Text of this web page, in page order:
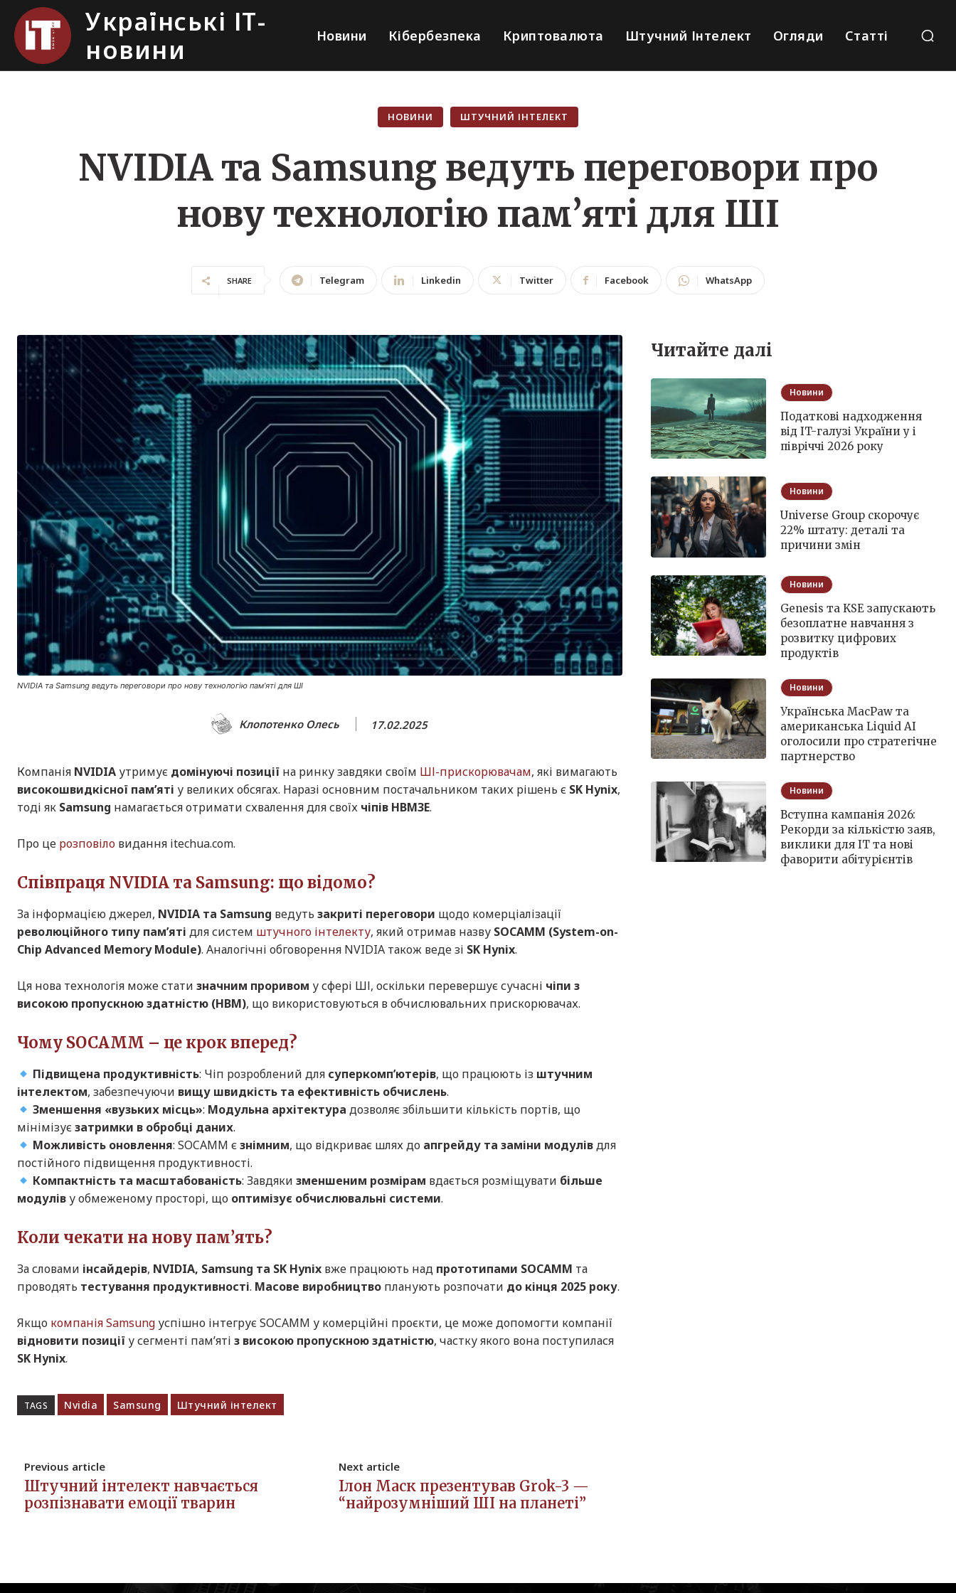
Українські ІТ-
новини
Новини Кібербезпека Криптовалюта Штучний Інтелект Огляди Статті
НОВИНИ ШТУЧНИЙ ІНТЕЛЕКТ
NVIDIA та Samsung ведуть переговори про
нову технологію пам’яті для ШІ
SHARE Telegram Linkedin Twitter Facebook WhatsApp
NVIDIA та Samsung ведуть переговори про нову технологію пам’яті для ШІ
Клопотенко Олесь 17.02.2025
Компанія NVIDIA утримує домінуючі позиції на ринку завдяки своїм ШІ-прискорювачам, які вимагають
високошвидкісної пам’яті у великих обсягах. Наразі основним постачальником таких рішень є SK Hynix,
тоді як Samsung намагається отримати схвалення для своїх чіпів HBM3E.
Про це розповіло видання itechua.com.
Співпраця NVIDIA та Samsung: що відомо?
За інформацією джерел, NVIDIA та Samsung ведуть закриті переговори щодо комерціалізації
революційного типу пам’яті для систем штучного інтелекту, який отримав назву SOCAMM (System-on-
Chip Advanced Memory Module). Аналогічні обговорення NVIDIA також веде зі SK Hynix.
Ця нова технологія може стати значним проривом у сфері ШІ, оскільки перевершує сучасні чіпи з
високою пропускною здатністю (HBM), що використовуються в обчислювальних прискорювачах.
Чому SOCAMM – це крок вперед?
Підвищена продуктивність: Чіп розроблений для суперкомп’ютерів, що працюють із штучним
інтелектом, забезпечуючи вищу швидкість та ефективність обчислень.
Зменшення «вузьких місць»: Модульна архітектура дозволяє збільшити кількість портів, що
мінімізуєзатримки в обробці даних.
Можливість оновлення: SOCAMM єзнімним, що відкриває шлях до апгрейду та заміни модулівдля
постійного підвищення продуктивності.
Компактність та масштабованість: Завдякизменшеним розмірам вдається розміщувати більше
модулів у обмеженому просторі, що оптимізує обчислювальні системи.
Коли чекати на нову пам’ять?
За словами інсайдерів, NVIDIA, Samsung та SK Hynix вже працюють над прототипами SOCAMM та
проводять тестування продуктивності. Масове виробництво планують розпочати до кінця 2025 року.
Якщо компанія Samsung успішно інтегрує SOCAMM у комерційні проєкти, це може допомогти компанії
відновити позиції у сегменті пам’яті з високою пропускною здатністю, частку якого вона поступилася
SK Hynix.
TAGS Nvidia Samsung Штучний інтелект
Previous article
Штучний інтелект навчається
розпізнавати емоції тварин
Next article
Ілон Маск презентував Grok-3 —
“найрозумніший ШІ на планеті”
Читайте далі
Новини
Податкові надходження
від IT-галузі України у і
півріччі 2026 року
Новини
Universe Group скорочує
22% штату: деталі та
причини змін
Новини
Genesis та KSE запускають
безоплатне навчання з
розвитку цифрових
продуктів
Новини
Українська MacPaw та
американська Liquid AI
оголосили про стратегічне
партнерство
Новини
Вступна кампанія 2026:
Рекорди за кількістю заяв,
виклики для IT та нові
фаворити абітурієнтів